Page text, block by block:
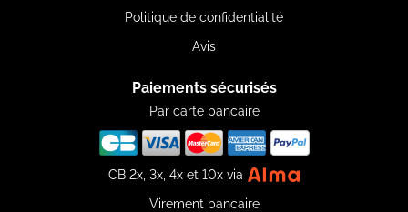
Politique de confidentialité
Avis
Paiements sécurisés
Par carte bancaire
CB 2x, 3x, 4x et 10x via
Virement bancaire